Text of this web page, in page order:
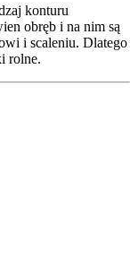
konturu
obręb i na nim są
i scaleniu. Dlatego
rolne.